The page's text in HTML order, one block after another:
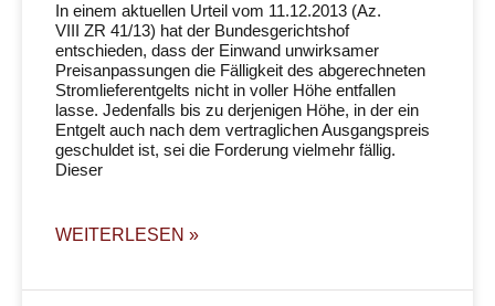
In einem aktuellen Urteil vom 11.12.2013 (Az.
VIII ZR 41/13) hat der Bundesgerichtshof
entschieden, dass der Einwand unwirksamer
Preisanpassungen die Fälligkeit des abgerechneten
Stromlieferentgelts nicht in voller Höhe entfallen
lasse. Jedenfalls bis zu derjenigen Höhe, in der ein
Entgelt auch nach dem vertraglichen Ausgangspreis
geschuldet ist, sei die Forderung vielmehr fällig.
Dieser
WEITERLESEN »